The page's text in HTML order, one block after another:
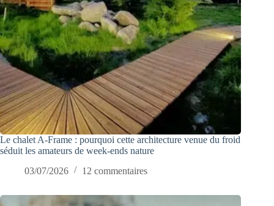
Le chalet A-Frame : pourquoi cette architecture venue du froid
séduit les amateurs de week-ends nature
03/07/2026
12 commentaires